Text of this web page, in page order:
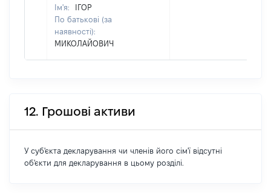
Ім'я:
ІГОР
По батькові (за
наявності):
МИКОЛАЙОВИЧ
12. Грошові активи
У суб'єкта декларування чи членів його сім'ї відсутні
об'єкти для декларування в цьому розділі.